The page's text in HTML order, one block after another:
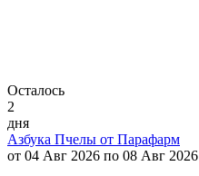
Осталось
2
дня
Азбука Пчелы от Парафарм
от 04 Авг 2026 по 08 Авг 2026